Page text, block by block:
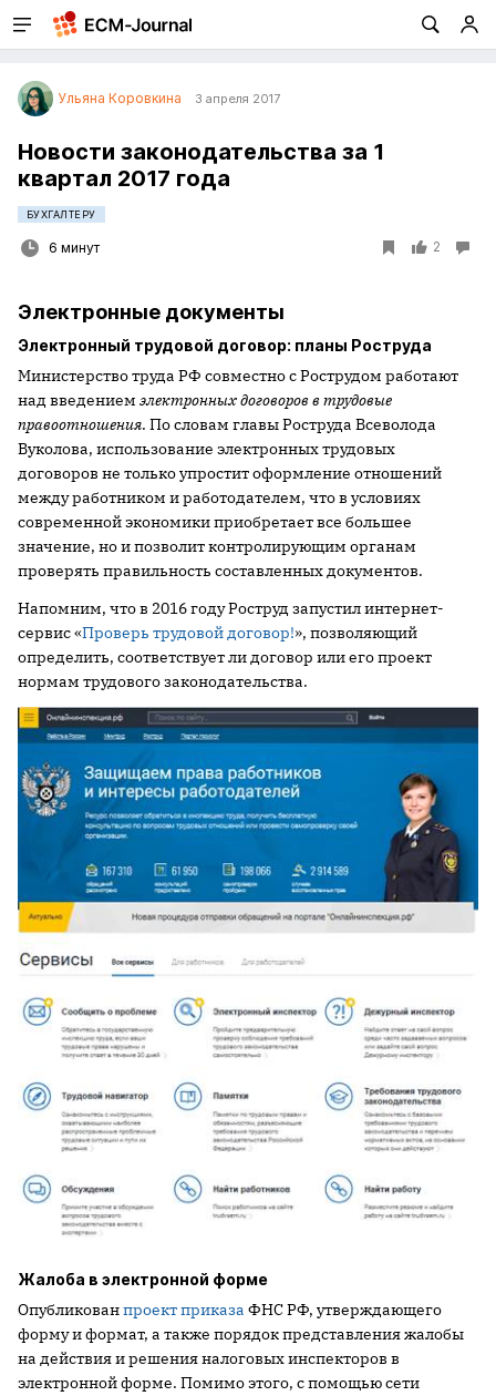
Ульяна Коровкина 3 апреля 2017
Новости законодательства за 1
квартал 2017 года
БУХГАЛТЕРУ
6 минут 2
Электронные документы
Электронный трудовой договор: планы Роструда
Министерство труда РФ совместно с Рострудом работают
над введением электронных договоров в трудовые
правоотношения. По словам главы Роструда Всеволода
Вуколова, использование электронных трудовых
договоров не только упростит оформление отношений
между работником и работодателем, что в условиях
современной экономики приобретает все большее
значение, но и позволит контролирующим органам
проверять правильность составленных документов.
Напомним, что в 2016 году Роструд запустил интернет-
сервис «Проверь трудовой договор!», позволяющий
определить, соответствует ли договор или его проект
нормам трудового законодательства.
Жалоба в электронной форме
Опубликованпроект приказа ФНС РФ, утверждающего
форму и формат, а также порядок представления жалобы
на действия и решения налоговых инспекторов в
электронной форме. Помимо этого, с помощью сети